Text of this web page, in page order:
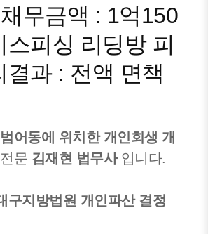
무금액 : 1억150
스피싱 리딩방 피
결과 : 전액 면책
어동에 위치한 개인회생 개
전문 김재현 법무사입니다.
구지방법원 개인파산 결정